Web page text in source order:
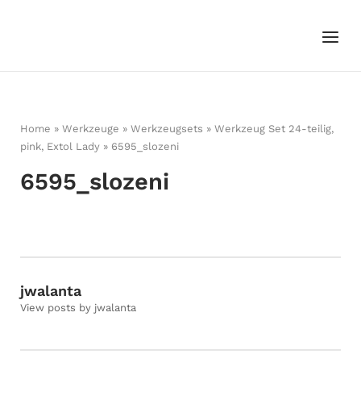
Menu
Home » Werkzeuge » Werkzeugsets » Werkzeug Set 24-teilig,
pink, Extol Lady » 6595_slozeni
6595_slozeni
jwalanta
View posts by jwalanta